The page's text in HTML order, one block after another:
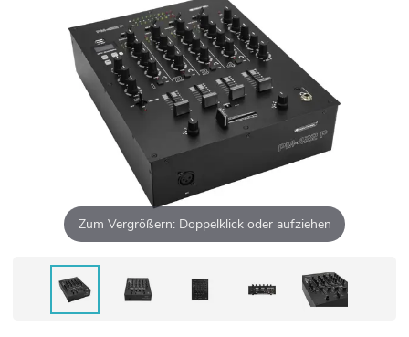
Zum Vergrößern: Doppelklick oder aufziehen